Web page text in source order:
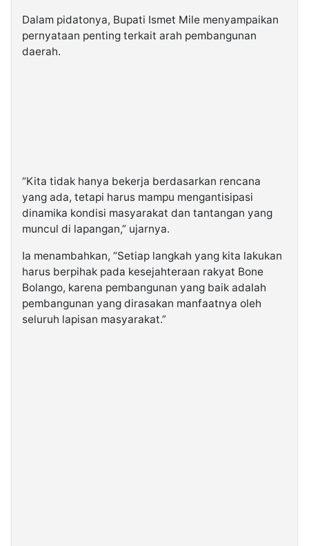
Dalam pidatonya, Bupati Ismet Mile menyampaikan
pernyataan penting terkait arah pembangunan
daerah.
“Kita tidak hanya bekerja berdasarkan rencana
yang ada, tetapi harus mampu mengantisipasi
dinamika kondisi masyarakat dan tantangan yang
muncul di lapangan,” ujarnya.
Ia menambahkan, “Setiap langkah yang kita lakukan
harus berpihak pada kesejahteraan rakyat Bone
Bolango, karena pembangunan yang baik adalah
pembangunan yang dirasakan manfaatnya oleh
seluruh lapisan masyarakat.”